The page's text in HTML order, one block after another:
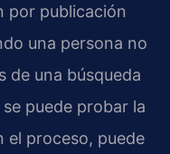
por publicación
una persona no
de una búsqueda
puede probar la
el proceso, puede